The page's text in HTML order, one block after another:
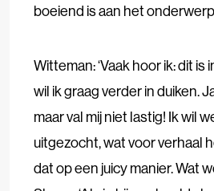
boeiend is aan het
Witteman: ‘Vaak hoor ik: dit
wil ik graag verder in duiken.
maar val mij niet lastig! Ik wil
uitgezocht, wat voor verhaal
dat op een juicy manier. Wat